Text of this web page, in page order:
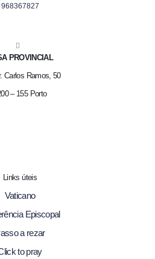
968367827
PROVINCIAL
Carlos Ramos, 50
– 155 Porto
Links úteis
Vaticano
Episcopal
a rezar
to pray